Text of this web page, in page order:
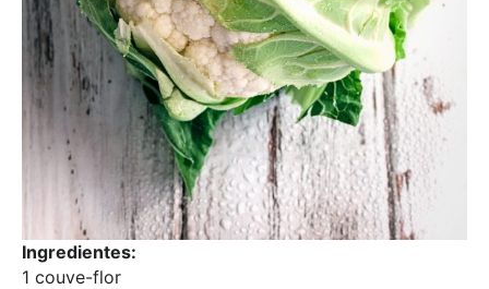
Ingredientes:
1 couve-flor